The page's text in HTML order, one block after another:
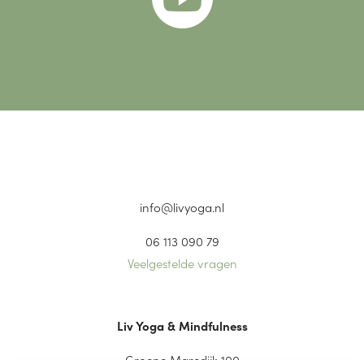
info@livyoga.nl
06 113 090 79
Veelgestelde vragen
Liv Yoga & Mindfulness